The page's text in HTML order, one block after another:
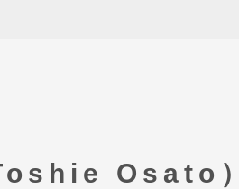
Osato）